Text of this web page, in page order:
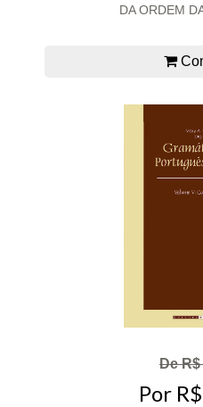
DA ORDEM
De R$
Por